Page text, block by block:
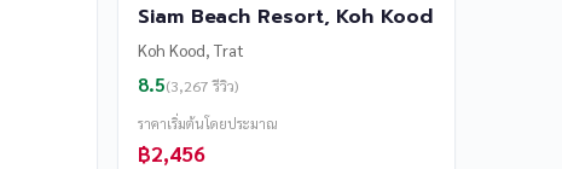
Siam Beach Resort, Koh Kood
Koh Kood, Trat
8.5(3,267 รีวิว)
ราคาเริ่มต้นโดยประมาณ
฿2,456